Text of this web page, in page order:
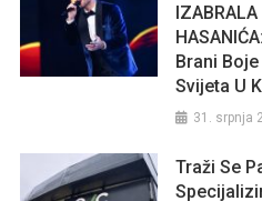
Brani
Svijeta U
31. srpnja
Traži Se